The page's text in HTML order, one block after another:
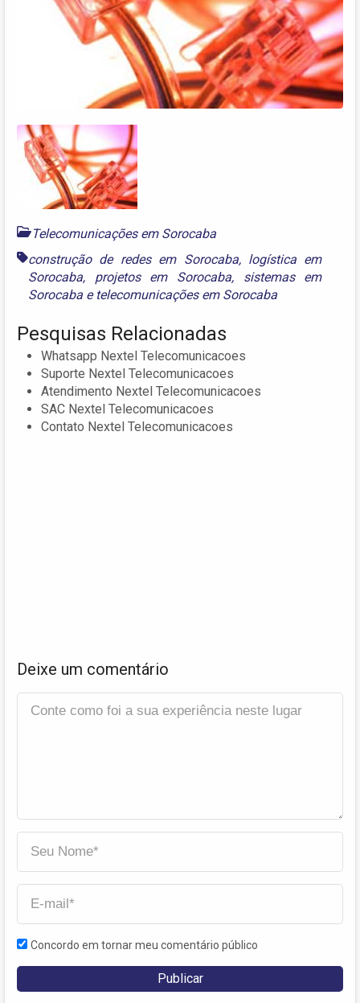
Telecomunicações em Sorocaba
construção de redes em Sorocaba, logística em
Sorocaba, projetos em Sorocaba, sistemas em
Sorocaba e telecomunicações em Sorocaba
Pesquisas Relacionadas
Whatsapp Nextel Telecomunicacoes
Suporte Nextel Telecomunicacoes
Atendimento Nextel Telecomunicacoes
SAC Nextel Telecomunicacoes
Contato Nextel Telecomunicacoes
Deixe um comentário
Concordo em tornar meu comentário público